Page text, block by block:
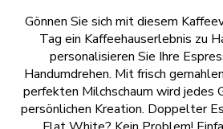
Gönnen Sie sich mit diesem
Tag ein Kaffeehauserlebnis zu
personalisieren Sie Ihre
Handumdrehen. Mit frisch
perfekten Milchschaum wird jedes
persönlichen Kreation. Doppelter